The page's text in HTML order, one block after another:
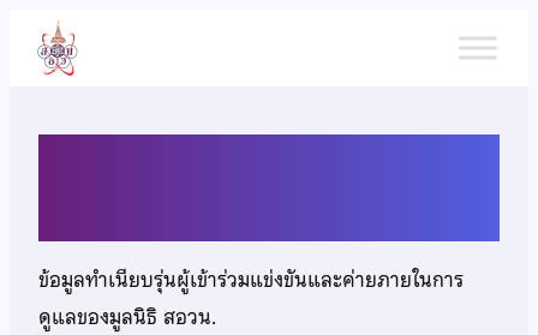
เนื้อหา
ข้อมูลทำเนียบรุ่นผู้เข้าร่วมแข่งขันและค่ายภายในการ
ดูแลของมูลนิธิ สอวน.